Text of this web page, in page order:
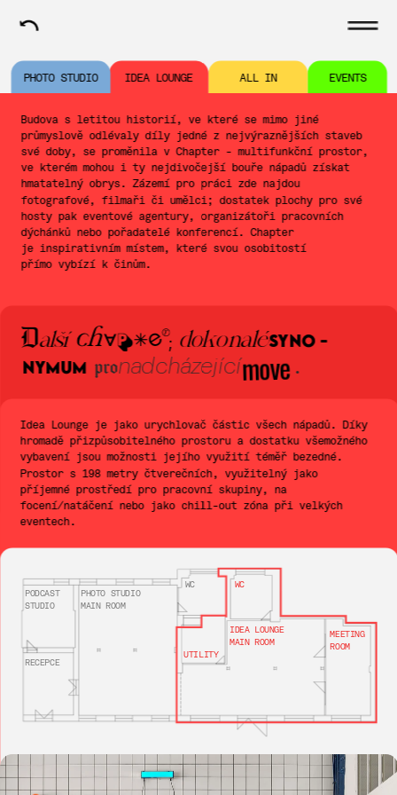
move
ALL IN
IDEA LOUNGE
PHOTO STUDIO EVENTS
Budova s letitou historií, ve které se mimo jiné
průmyslově odlévaly díly jedné z nejvýraznějších staveb
své doby, se proměnila v Chapter - multifunkční prostor,
ve kterém mohou i ty nejdivočejší bouře nápadů získat
hmatatelný obrys. Zázemí pro práci zde najdou
fotografové, filmaři či umělci; dostatek plochy pro své
hosty pak eventové agentury, organizátoři pracovních
dýchánků nebo pořadatelé konferencí. Chapter
je inspirativním místem, které svou osobitostí
přímo vybízí k činům.
Další dokonalésyno -
;
nymum pronadcházející .
Idea Lounge je jako urychlovač částic všech nápadů. Díky
hromadě přizpůsobitelného prostoru a dostatku všemožného
vybavení jsou možnosti jejího využití téměř bezedné.
Prostor s 198 metry čtverečních, využitelný jako
příjemné prostředí pro pracovní skupiny, na
focení/natáčení nebo jako chill-out zóna při velkých
eventech.
WC
WC
PODCAST
STUDIO
PHOTO STUDIO
MAIN ROOM
IDEA LOUNGE
MAIN ROOM
MEETING
ROOM
UTILITY
RECEPCE